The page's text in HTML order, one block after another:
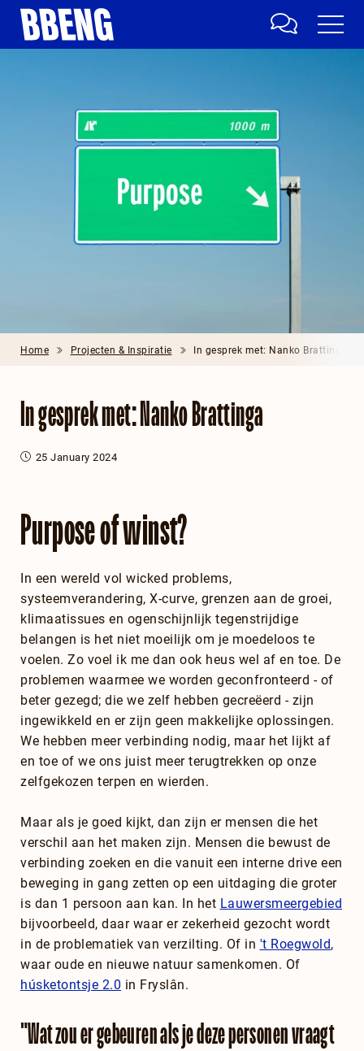
Home Projecten & Inspiratie In gesprek met: Nanko Brattinga
In gesprek met: Nanko Brattinga
25 January 2024
Purpose of winst?
In een wereld vol wicked problems,
systeemverandering, X-curve, grenzen aan de groei,
klimaatissues en ogenschijnlijk tegenstrijdige
belangen is het niet moeilijk om je moedeloos te
voelen. Zo voel ik me dan ook heus wel af en toe. De
problemen waarmee we worden geconfronteerd - of
beter gezegd; die we zelf hebben gecreëerd - zijn
ingewikkeld en er zijn geen makkelijke oplossingen.
We hebben meer verbinding nodig, maar het lijkt af
en toe of we ons juist meer terugtrekken op onze
zelfgekozen terpen en wierden.
Maar als je goed kijkt, dan zijn er mensen die het
verschil aan het maken zijn. Mensen die bewust de
verbinding zoeken en die vanuit een interne drive een
beweging in gang zetten op een uitdaging die groter
is dan 1 persoon aan kan. In het Lauwersmeergebied
bijvoorbeeld, daar waar er zekerheid gezocht wordt
in de problematiek van verzilting. Of in 't Roegwold,
waar oude en nieuwe natuur samenkomen. Of
húsketontsje 2.0 in Fryslân.
"Wat zou er gebeuren als je deze personen vraagt